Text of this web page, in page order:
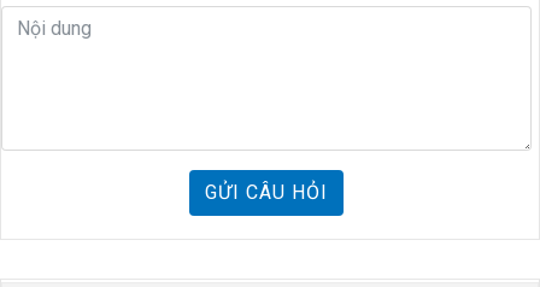
GỬI CÂU HỎI